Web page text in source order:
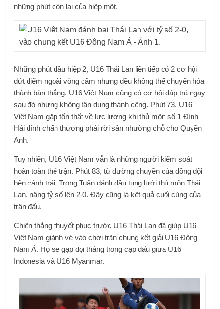
những phút còn lại của hiệp một.
Những phút đầu hiệp 2, U16 Thái Lan liên tiếp có 2 cơ hội
dứt điểm ngoài vòng cấm nhưng đều không thể chuyển hóa
thành bàn thắng. U16 Việt Nam cũng có cơ hội đáp trả ngay
sau đó nhưng không tận dụng thành công. Phút 73, U16
Việt Nam gặp tổn thất về lực lượng khi thủ môn số 1 Đình
Hải dính chấn thương phải rời sân nhường chỗ cho Quyền
Anh.
Tuy nhiên, U16 Việt Nam vẫn là những người kiểm soát
hoàn toàn thế trận. Phút 83, từ đường chuyền của đồng đội
bên cánh trái, Trọng Tuấn đánh đầu tung lưới thủ môn Thái
Lan, nâng tỷ số lên 2-0. Đây cũng là kết quả cuối cùng của
trận đấu.
Chiến thắng thuyết phục trước U16 Thái Lan đã giúp U16
Việt Nam giành vé vào chơi trận chung kết giải U16 Đông
Nam Á. Họ sẽ gặp đội thắng trong cặp đấu giữa U16
Indonesia và U16 Myanmar.